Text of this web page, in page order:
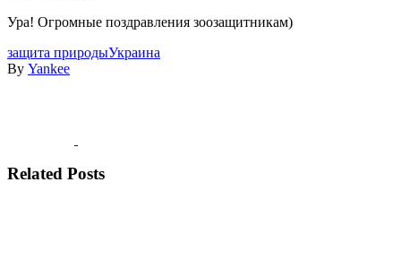
Ура! Огромные поздравления зоозащитникам)
защита природыУкраина
By Yankee
Related Posts